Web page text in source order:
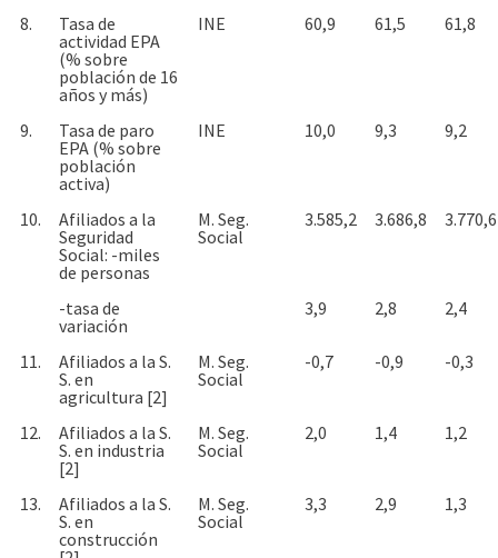
8.
Tasa de
actividad EPA
(% sobre
población de 16
años y más)
INE 60,9 61,5 61,8
9.
Tasa de paro
EPA (% sobre
población
activa)
INE 10,0 9,3 9,2
10.
Afiliados a la
Seguridad
Social: -miles
de personas
M. Seg.
Social
3.585,2 3.686,8 3.770,6
-tasa de
variación
3,9 2,8 2,4
11.
Afiliados a la S.
S. en
agricultura [2]
M. Seg.
Social
-0,7 -0,9 -0,3
12.
Afiliados a la S.
S. en industria
[2]
M. Seg.
Social
2,0 1,4 1,2
13.
Afiliados a la S.
S. en
construcción
M. Seg.
Social
3,3 2,9 1,3